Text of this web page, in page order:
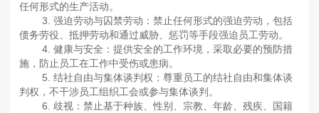
任何形式的生产活动。
3. 强迫劳动与囚禁劳动：禁止任何形式的强迫劳动，包括
债务劳役、抵押劳动和通过威胁、惩罚等手段强迫员工劳动。
4. 健康与安全：提供安全的工作环境，采取必要的预防措
施，防止员工在工作中受伤或患病。
5. 结社自由与集体谈判权：尊重员工的结社自由和集体谈
判权，不干涉员工组织工会或参与集体谈判。
6. 歧视：禁止基于种族、性别、宗教、年龄、残疾、国籍